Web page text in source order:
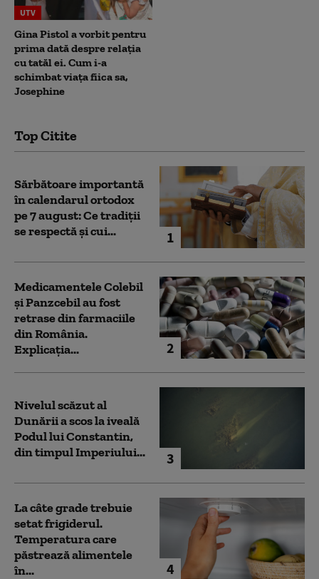
UTV
Gina Pistol a vorbit pentru
prima dată despre relația
cu tatăl ei. Cum i-a
schimbat viața fiica sa,
Josephine
Top Citite
1
Sărbătoare importantă
în calendarul ortodox
pe 7 august: Ce tradiții
se respectă și cui...
2
Medicamentele Colebil
și Panzcebil au fost
retrase din farmaciile
din România.
Explicația...
3
Nivelul scăzut al
Dunării a scos la iveală
Podul lui Constantin,
din timpul Imperiului...
4
La câte grade trebuie
setat frigiderul.
Temperatura care
păstrează alimentele
în...